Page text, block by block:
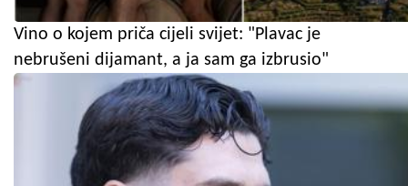
Vino o kojem priča cijeli svijet: "Plavac je
nebrušeni dijamant, a ja sam ga izbrusio"